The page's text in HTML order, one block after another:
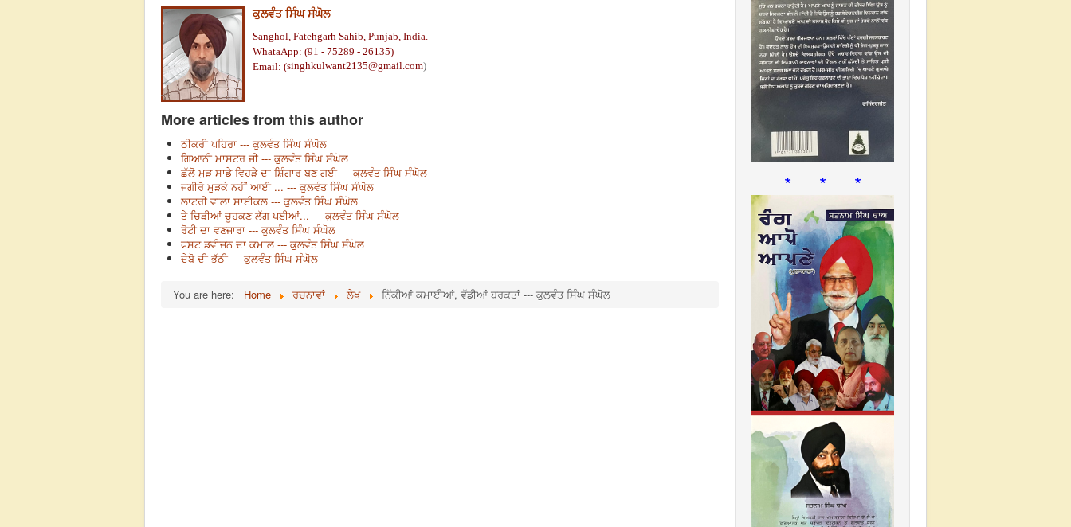
ਕੁਲਵੰਤ ਸਿੰਘ ਸੰਘੋਲ
Sanghol, Fatehgarh Sahib, Punjab, India.
WhataApp: (91 - 75289 - 26135)
Email: (singhkulwant2135@gmail.com)
More articles from this author
ਠੀਕਰੀ ਪਹਿਰਾ --- ਕੁਲਵੰਤ ਸਿੰਘ ਸੰਘੋਲ
ਗਿਆਨੀ ਮਾਸਟਰ ਜੀ --- ਕੁਲਵੰਤ ਸਿੰਘ ਸੰਘੋਲ
ਛੱਲੋ ਮੁੜ ਸਾਡੇ ਵਿਹੜੇ ਦਾ ਸ਼ਿੰਗਾਰ ਬਣ ਗਈ --- ਕੁਲਵੰਤ ਸਿੰਘ ਸੰਘੋਲ
ਜਗੀਰੋ ਮੁੜਕੇ ਨਹੀਂ ਆਈ ... --- ਕੁਲਵੰਤ ਸਿੰਘ ਸੰਘੋਲ
ਲਾਟਰੀ ਵਾਲਾ ਸਾਈਕਲ --- ਕੁਲਵੰਤ ਸਿੰਘ ਸੰਘੋਲ
ਤੇ ਚਿੜੀਆਂ ਚੂਹਕਣ ਲੱਗ ਪਈਆਂ... --- ਕੁਲਵੰਤ ਸਿੰਘ ਸੰਘੋਲ
ਰੋਟੀ ਦਾ ਵਣਜਾਰਾ --- ਕੁਲਵੰਤ ਸਿੰਘ ਸੰਘੋਲ
ਫਸਟ ਡਵੀਜਨ ਦਾ ਕਮਾਲ --- ਕੁਲਵੰਤ ਸਿੰਘ ਸੰਘੋਲ
ਦੇਬੋ ਦੀ ਭੱਠੀ --- ਕੁਲਵੰਤ ਸਿੰਘ ਸੰਘੋਲ
You are here: Home ਰਚਨਾਵਾਂ ਲੇਖ ਨਿੱਕੀਆਂ ਕਮਾਈਆਂ, ਵੱਡੀਆਂ ਬਰਕਤਾਂ --- ਕੁਲਵੰਤ ਸਿੰਘ ਸੰਘੋਲ
* * *